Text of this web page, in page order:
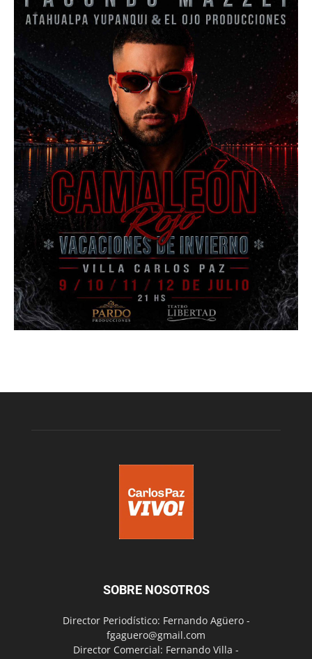
SOBRE NOSOTROS
Director Periodístico: Fernando Agüero -
fgaguero@gmail.com
Director Comercial: Fernando Villa -